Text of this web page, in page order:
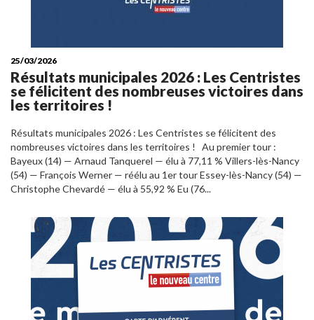
25/03/2026
Résultats municipales 2026 : Les Centristes
se félicitent des nombreuses victoires dans
les territoires !
Résultats municipales 2026 : Les Centristes se félicitent des
nombreuses victoires dans les territoires ! Au premier tour :
Bayeux (14) — Arnaud Tanquerel — élu à 77,11 % Villers-lès-Nancy
(54) — François Werner — réélu au 1er tour Essey-lès-Nancy (54) —
Christophe Chevardé — élu à 55,92 % Eu (76...